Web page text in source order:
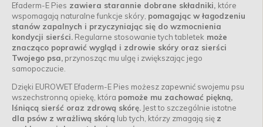
Efaderm-E Pies zawiera starannie dobrane składniki, które
wspomagają naturalne funkcje skóry, pomagając w łagodzeniu
stanów zapalnych i przyczyniając się do wzmocnienia
kondycji sierści. Regularne stosowanie tych tabletek może
znacząco poprawić wygląd i zdrowie skóry oraz sierści
Twojego psa, przynosząc mu ulgę i zwiększając jego
samopoczucie.
Dzięki EUROWET Efaderm-E Pies możesz zapewnić swojemu psu
wszechstronną opiekę, która pomoże mu zachować piękną,
lśniącą sierść oraz zdrową skórę. Jest to szczególnie istotne
dla psów z wrażliwą skórą lub tych, którzy zmagają się z